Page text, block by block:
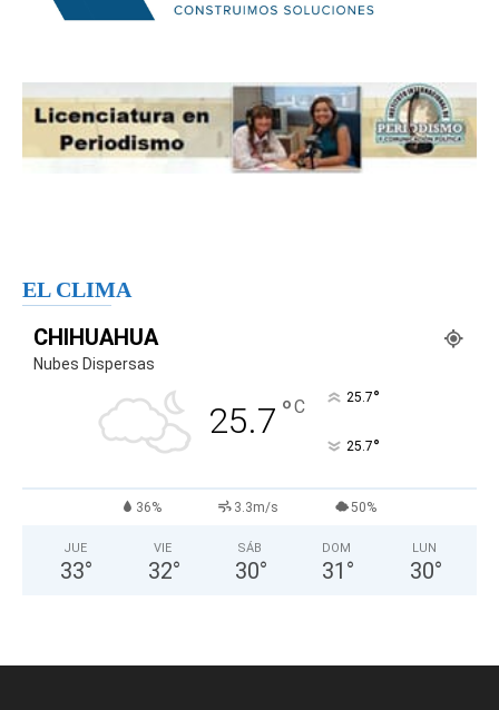
EL CLIMA
CHIHUAHUA
Nubes Dispersas
25.7 °C 25.7°
25.7°
36% 3.3m/s 50%
JUE
33°
VIE
32°
SÁB
30°
DOM
31 °
LUN
30°